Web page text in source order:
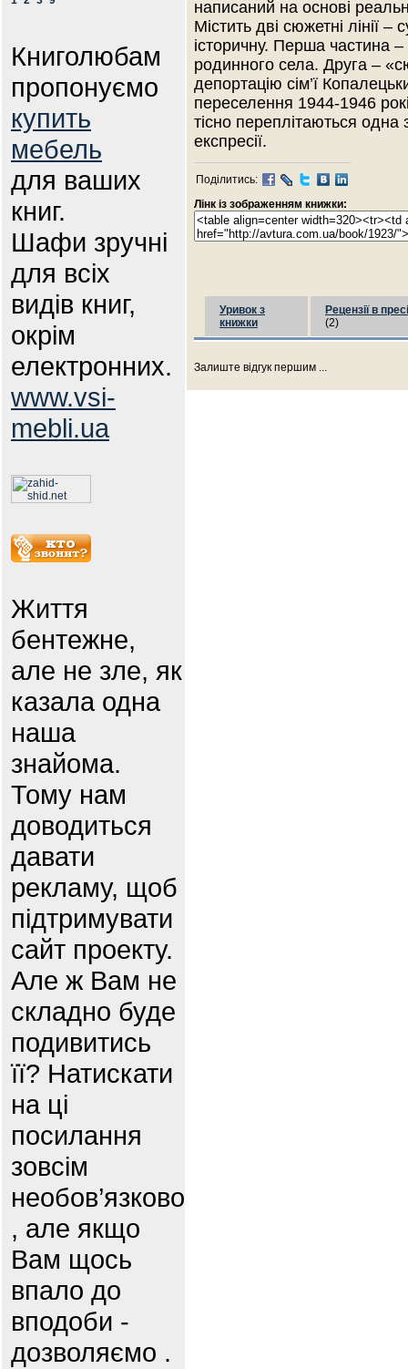
Книголюбам
пропонуємо
купить
мебель
для ваших
книг.
Шафи зручні
для всіх
видів книг,
окрім
електронних.
www.vsi-
mebli.ua
Життя
бентежне,
але не зле, як
казала одна
наша
знайома.
Тому нам
доводиться
давати
рекламу, щоб
підтримувати
сайт проекту.
Але ж Вам не
складно буде
подивитись
її? Натискати
на ці
посилання
зовсім
необов’язково
, але якщо
Вам щось
впало до
вподоби -
дозволяємо .
написаний на основі
Містить дві сюжетні лінії –
історичну. Перша частина
родинного села. Друга –
депортацію сім’ї
переселення 1944-1946
тісно переплітаються
експресії.
Поділитись:
Лінк із зображенням книжки:
Уривок з
книжки
Рецензії в пресі
(2)
Залиште відгук першим ...